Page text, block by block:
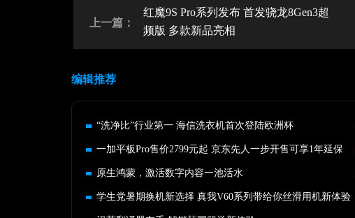
上一篇：
红魔9S Pro系列发布 首发骁龙8Gen3超
频版 多款新品亮相
编辑推荐
“洗净比”行业第一 海信洗衣机首次登陆欧洲杯
一加平板Pro售价2799元起 京东先人一步开售可享1年延保
原生鸿蒙，激活数字内容一池活水
学生党暑期换机新选择 真我V60系列带给你丝滑用机新体验